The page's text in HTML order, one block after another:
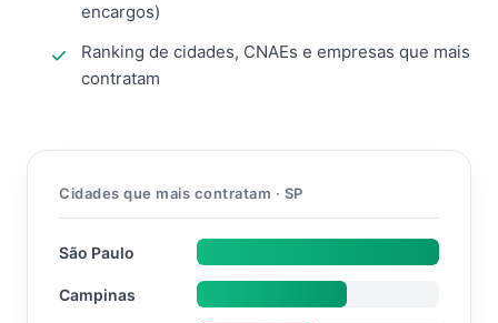
encargos)
Ranking de cidades, CNAEs e empresas que mais
contratam
Cidades que mais contratam · SP
São Paulo
Campinas